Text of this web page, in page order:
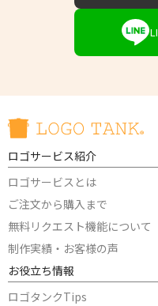
ロゴサービス紹介
ロゴサービスとは
ご注文から購入まで
無料リクエスト機能について
制作実績・お客様の声
お役立ち情報
ロゴタンクTips